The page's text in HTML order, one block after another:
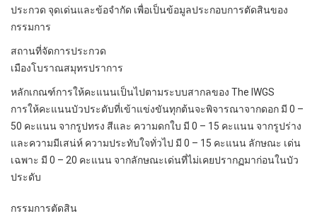
ประกวด จุดเด่นและข้อจํากัด เพื่อเป็นข้อมูลประกอบการตัดสินของ
กรรมการ
สถานที่จัดการประกวด
เมืองโบราณสมุทรปราการ
หลักเกณฑ์การให้คะแนนเป็นไปตามระบบสากลของ The IWGS
การให้คะแนนบัวประดับที่เข้าแข่งขันทุกต้นจะพิจารณาจากดอก มี 0 –
50 คะแนน จากรูปทรง สีและ ความดกใบ มี 0 – 15 คะแนน จากรูปร่าง
และความมีเสน่ห์ ความประทับใจทั่วไป มี 0 – 15 คะแนน ลักษณะ เด่น
เฉพาะ มี 0 – 20 คะแนน จากลักษณะเด่นที่ไม่เคยปรากฏมาก่อนในบัว
ประดับ
กรรมการตัดสิน